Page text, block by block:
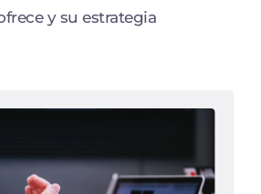
y su estrategia